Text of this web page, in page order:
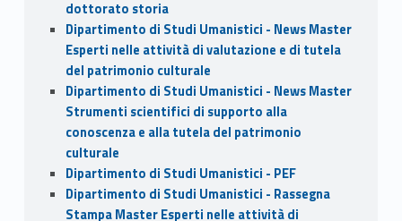
dottorato storia
Dipartimento di Studi Umanistici - News Master
Esperti nelle attività di valutazione e di tutela
del patrimonio culturale
Dipartimento di Studi Umanistici - News Master
Strumenti scientifici di supporto alla
conoscenza e alla tutela del patrimonio
culturale
Dipartimento di Studi Umanistici - PEF
Dipartimento di Studi Umanistici - Rassegna
Stampa Master Esperti nelle attività di